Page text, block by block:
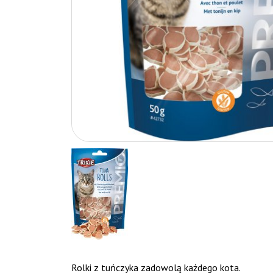
Rolki z tuńczyka zadowolą każdego kota.